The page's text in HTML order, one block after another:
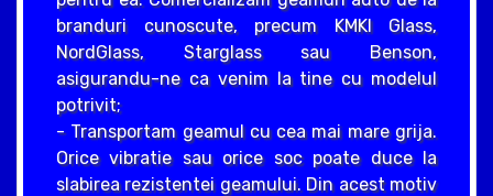
branduri cunoscute, precum KMKI Glass,
NordGlass, Starglass sau Benson,
asigurandu-ne ca venim la tine cu modelul
potrivit;
- Transportam geamul cu cea mai mare grija.
Orice vibratie sau orice soc poate duce la
slabirea rezistentei geamului. Din acest motiv